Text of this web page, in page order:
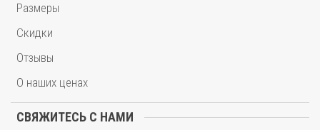
Размеры
Скидки
Отзывы
О наших ценах
СВЯЖИТЕСЬ С НАМИ